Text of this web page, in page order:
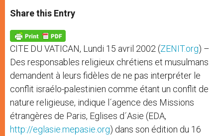
t
s
p
p
s
e
g
e
r
e
b
o
k
Share this Entry
CITE DU VATICAN, Lundi 15 avril 2002 (ZENIT.org) –
Des responsables religieux chrétiens et musulmans
demandent à leurs fidèles de ne pas interpréter le
conflit israélo-palestinien comme étant un conflit de
nature religieuse, indique l´agence des Missions
étrangères de Paris, Eglises d´Asie (EDA,
http://eglasie.mepasie.org) dans son édition du 16